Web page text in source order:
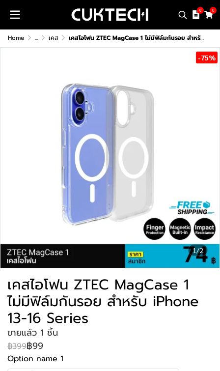
0 0
Home ... เคส เคสไอโฟน ZTEC MagCase 1 ไม่มีฟิล์มกันรอย สำหรับ iPhone 13-16 Series
1/2
-75%
เคสไอโฟน ZTEC MagCase 1
ไม่มีฟิล์มกันรอย สำหรับ iPhone
13-16 Series
ขายแล้ว 1 ชิ้น
฿399฿99
Option name 1